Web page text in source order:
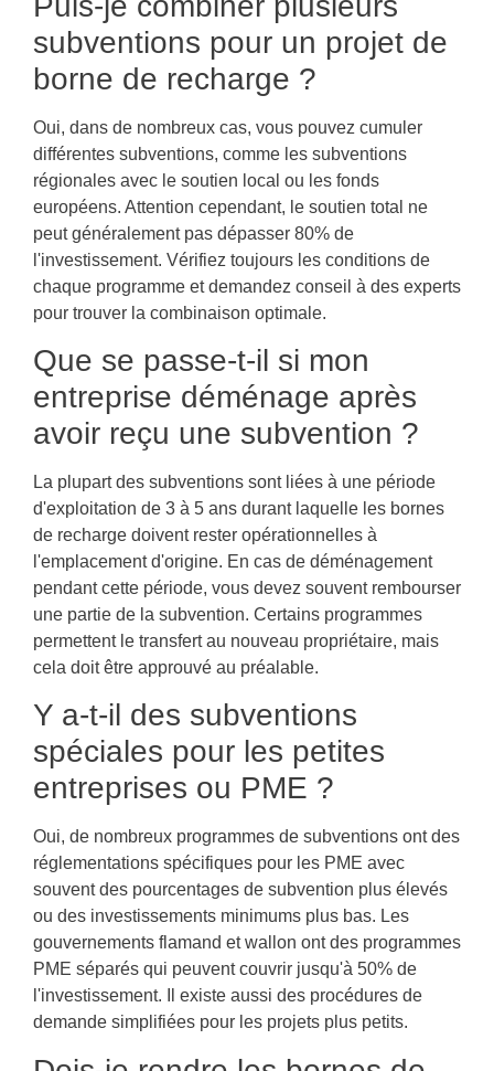
subventions pour un projet de
borne de recharge ?
Oui, dans de nombreux cas, vous pouvez cumuler
différentes subventions, comme les subventions
régionales avec le soutien local ou les fonds
européens. Attention cependant, le soutien total ne
peut généralement pas dépasser 80% de
l'investissement. Vérifiez toujours les conditions de
chaque programme et demandez conseil à des experts
pour trouver la combinaison optimale.
Que se passe-t-il si mon
entreprise déménage après
avoir reçu une subvention ?
La plupart des subventions sont liées à une période
d'exploitation de 3 à 5 ans durant laquelle les bornes
de recharge doivent rester opérationnelles à
l'emplacement d'origine. En cas de déménagement
pendant cette période, vous devez souvent rembourser
une partie de la subvention. Certains programmes
permettent le transfert au nouveau propriétaire, mais
cela doit être approuvé au préalable.
Y a-t-il des subventions
spéciales pour les petites
entreprises ou PME ?
Oui, de nombreux programmes de subventions ont des
réglementations spécifiques pour les PME avec
souvent des pourcentages de subvention plus élevés
ou des investissements minimums plus bas. Les
gouvernements flamand et wallon ont des programmes
PME séparés qui peuvent couvrir jusqu'à 50% de
l'investissement. Il existe aussi des procédures de
demande simplifiées pour les projets plus petits.